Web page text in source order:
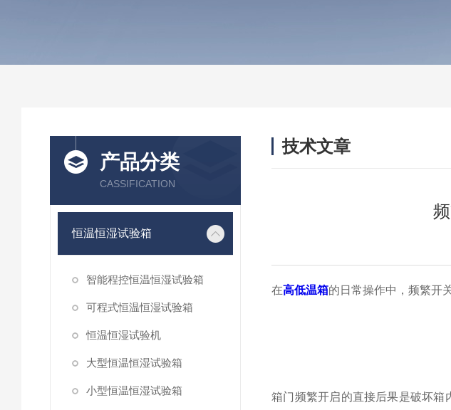
产品分类
CASSIFICATION
恒温恒湿试验箱
智能程控恒温恒湿试验箱
可程式恒温恒湿试验箱
恒温恒湿试验机
大型恒温恒湿试验箱
小型恒温恒湿试验箱
技术文章
在高低温箱的日常操作中，频繁开
箱门频繁开启的直接后果是破坏